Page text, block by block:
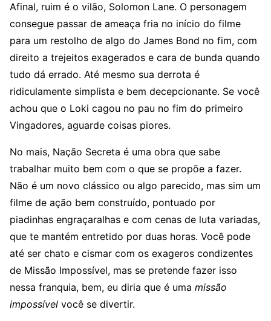
Afinal, ruim é o vilão, Solomon Lane. O personagem
consegue passar de ameaça fria no início do filme
para um restolho de algo do James Bond no fim, com
direito a trejeitos exagerados e cara de bunda quando
tudo dá errado. Até mesmo sua derrota é
ridiculamente simplista e bem decepcionante. Se você
achou que o Loki cagou no pau no fim do primeiro
Vingadores, aguarde coisas piores.
No mais, Nação Secreta é uma obra que sabe
trabalhar muito bem com o que se propõe a fazer.
Não é um novo clássico ou algo parecido, mas sim um
filme de ação bem construído, pontuado por
piadinhas engraçaralhas e com cenas de luta variadas,
que te mantém entretido por duas horas. Você pode
até ser chato e cismar com os exageros condizentes
de Missão Impossível, mas se pretende fazer isso
nessa franquia, bem, eu diria que é uma missão
impossível você se divertir.